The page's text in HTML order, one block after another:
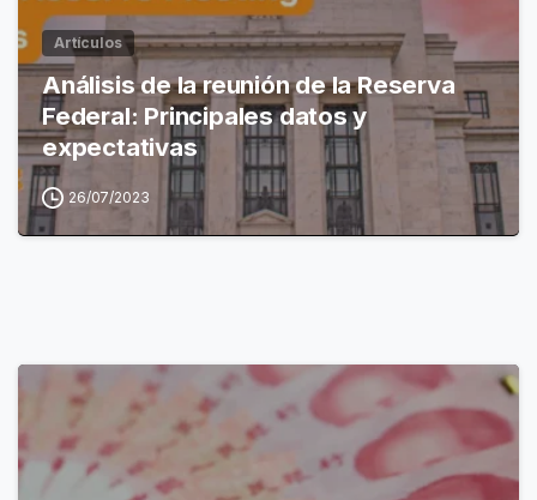
Artículos
Análisis de la reunión de la Reserva
Federal: Principales datos y
expectativas
26/07/2023